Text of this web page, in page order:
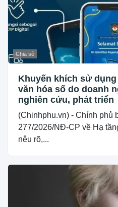
Chia sẻ
Khuyến khích sử
văn hóa số do doanh
nghiên cứu, phát triển
(Chinhphu.vn) - Chính phủ
277/2026/NĐ-CP về Hạ
nêu rõ,...